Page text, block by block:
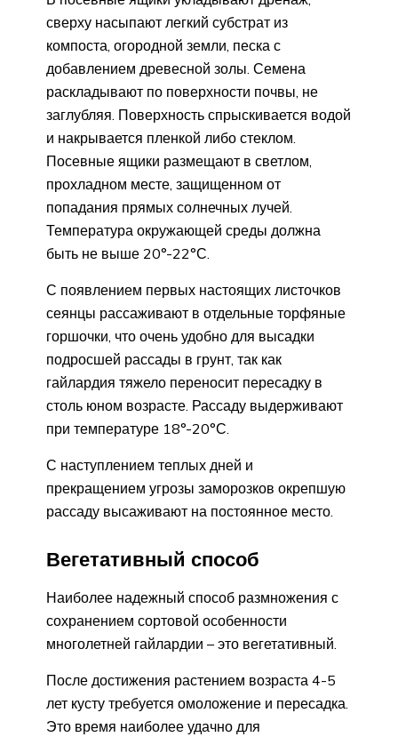
сверху насыпают легкий субстрат из
компоста, огородной земли, песка с
добавлением древесной золы. Семена
раскладывают по поверхности почвы, не
заглубляя. Поверхность спрыскивается водой
и накрывается пленкой либо стеклом.
Посевные ящики размещают в светлом,
прохладном месте, защищенном от
попадания прямых солнечных лучей.
Температура окружающей среды должна
быть не выше 20°-22°С.
С появлением первых настоящих листочков
сеянцы рассаживают в отдельные торфяные
горшочки, что очень удобно для высадки
подросшей рассады в грунт, так как
гайлардия тяжело переносит пересадку в
столь юном возрасте. Рассаду выдерживают
при температуре 18°-20°С.
С наступлением теплых дней и
прекращением угрозы заморозков окрепшую
рассаду высаживают на постоянное место.
Вегетативный способ
Наиболее надежный способ размножения с
сохранением сортовой особенности
многолетней гайлардии – это вегетативный.
После достижения растением возраста 4-5
лет кусту требуется омоложение и пересадка.
Это время наиболее удачно для